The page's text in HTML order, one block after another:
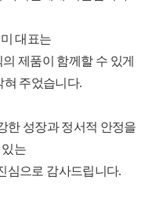
대표는
제품이 함께할 수 있게
혀 주었습니다.
한 성장과 정서적 안정을
는
심으로 감사드립니다.